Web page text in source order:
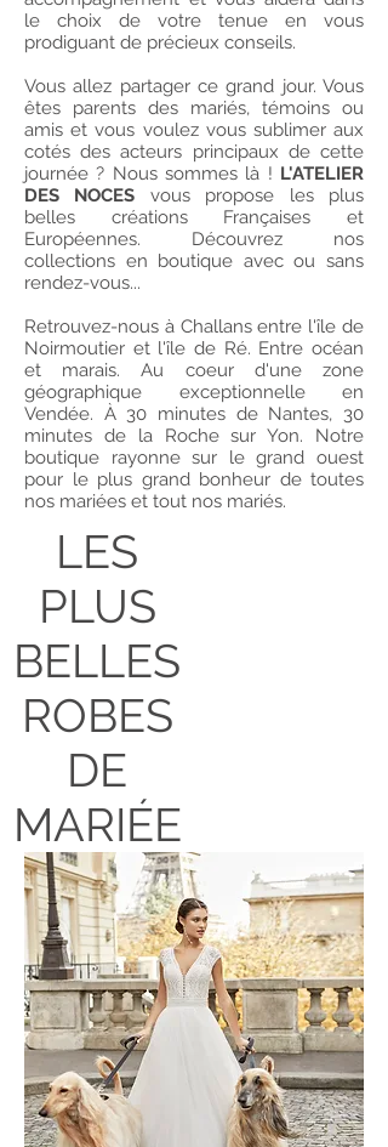
le choix de votre tenue en vous
prodiguant de précieux conseils.
Vous allez partager ce grand jour. Vous
êtes parents des mariés, témoins ou
amis et vous voulez vous sublimer aux
cotés des acteurs principaux de cette
journée ? Nous sommes là ! L'ATELIER
DES NOCES vous propose les plus
belles créations Françaises et
Européennes. Découvrez nos
collections en boutique avec ou sans
rendez-vous...
Retrouvez-nous à Challans entre l'île de
Noirmoutier et l'île de Ré. Entre océan
et marais. Au coeur d'une zone
géographique exceptionnelle en
Vendée. À 30 minutes de Nantes, 30
minutes de la Roche sur Yon. Notre
boutique rayonne sur le grand ouest
pour le plus grand bonheur de toutes
nos mariées et tout nos mariés.
LES
PLUS
BELLES
ROBES
DE
MARIÉE